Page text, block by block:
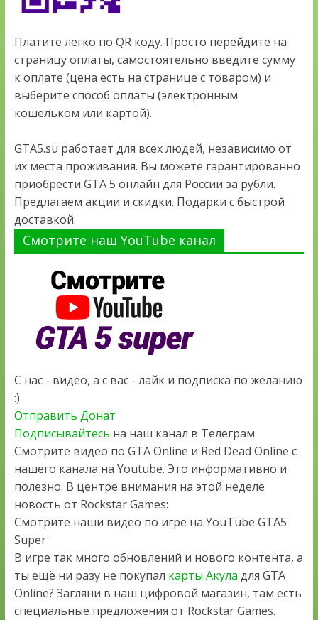
Платите легко по QR коду. Просто перейдите на
страницу оплаты, самостоятельно введите сумму
к оплате (цена есть на странице с товаром) и
выберите способ оплаты (электронным
кошельком или картой).
GTA5.su работает для всех людей, независимо от
их места проживания. Вы можете гарантированно
приобрести GTA 5 онлайн для России за рубли.
Предлагаем акции и скидки. Подарки с быстрой
доставкой.
Смотрите наш YouTube канал
С нас - видео, а с вас - лайк и подписка по желанию
:)
Отправить Донат
Подписывайтесь на наш канал в Телеграм
Смотрите видео по GTA Online и Red Dead Online с
нашего канала на Youtube. Это информативно и
полезно. В центре внимания на этой неделе
новость от Rockstar Games:
Смотрите наши видео по игре на YouTube GTA5
Super
В игре так много обновлений и нового контента, а
ты ещё ни разу не покупал карты Акула для GTA
Online? Загляни в наш цифровой магазин, там есть
специальные предложения от Rockstar Games.